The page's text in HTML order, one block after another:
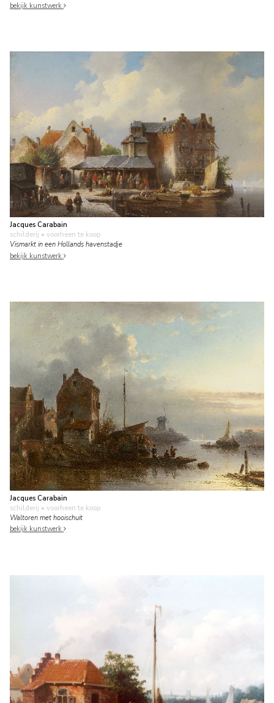
bekijk kunstwerk
Jacques Carabain
schilderij • voorheen te koop
Vismarkt in een Hollands havenstadje
bekijk kunstwerk
Jacques Carabain
schilderij • voorheen te koop
Waltoren met hooischuit
bekijk kunstwerk